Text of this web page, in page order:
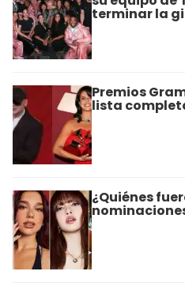
terminar la
Premios
lista
¿Quiénes